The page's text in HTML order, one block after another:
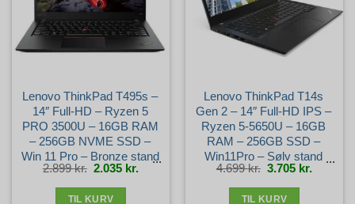
Lenovo ThinkPad T495s –
14″ Full-HD – Ryzen 5
PRO 3500U – 16GB RAM
– 256GB NVME SSD –
Win 11 Pro – Bronze stand
2.899kr. Den
oprindelige
pris
2.035 kr. Den
aktuelle
pris
TIL KURV
Lenovo ThinkPad T14s
Gen 2 – 14″ Full-HD IPS –
Ryzen 5-5650U – 16GB
RAM – 256GB SSD –
Win11Pro – Sølv stand
4.699kr. Den
oprindelige
pris
3.705 kr. Den
aktuelle
pris
TIL KURV